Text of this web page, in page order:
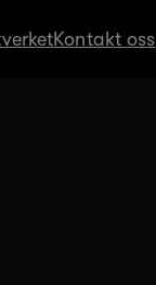
Kontakt oss